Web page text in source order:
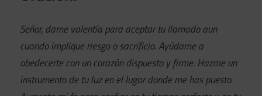
Señor, dame valentía para aceptar tu llamado aun
cuando implique riesgo o sacrificio. Ayúdame a
obedecerte con un corazón dispuesto y firme. Hazme un
instrumento de tu luz en el lugar donde me has puesto.